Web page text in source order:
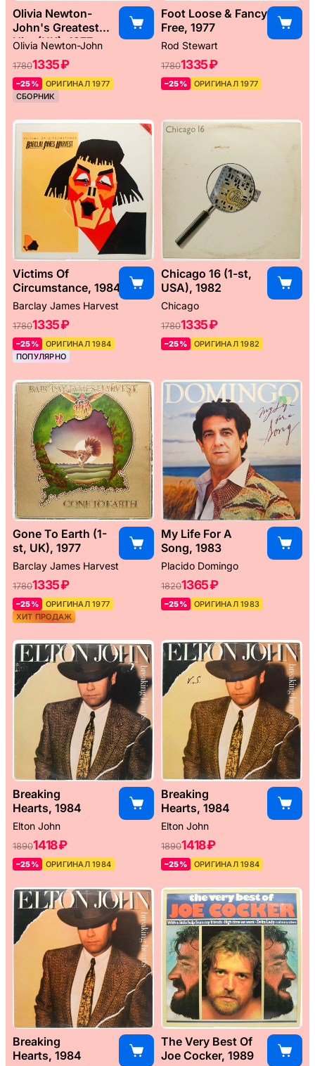
Olivia Newton-
John's Greatest
Hits (UK), 1977
Olivia Newton-John
17801335 ₽
–25%
ОРИГИНАЛ 1977
СБОРНИК
Foot Loose & Fancy
Free, 1977
Rod Stewart
17801335 ₽
–25% ОРИГИНАЛ 1977
Victims Of
Circumstance, 1984
Barclay James Harvest
17801335 ₽
–25%
ОРИГИНАЛ 1984
ПОПУЛЯРНО
Chicago 16 (1-st,
USA), 1982
Chicago
17801335 ₽
–25% ОРИГИНАЛ 1982
Gone To Earth (1-
st, UK), 1977
Barclay James Harvest
17801335 ₽
–25%
ОРИГИНАЛ 1977
ХИТ ПРОДАЖ
My Life For A
Song, 1983
Placido Domingo
18201365 ₽
–25% ОРИГИНАЛ 1983
Breaking
Hearts, 1984
Elton John
18901418 ₽
–25% ОРИГИНАЛ 1984
Breaking
Hearts, 1984
Elton John
18901418 ₽
–25% ОРИГИНАЛ 1984
Breaking
Hearts, 1984
The Very Best Of
Joe Cocker, 1989